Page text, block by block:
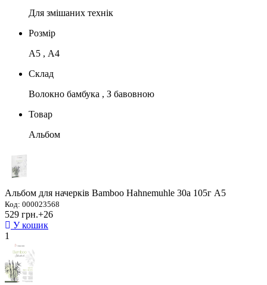
Для змішаних технік
Розмір
А5 , А4
Склад
Волокно бамбука , З бавовною
Товар
Альбом
Альбом для начерків Bamboo Hahnemuhle 30а 105г А5
Код: 000023568
529 грн.+26
У кошик
1